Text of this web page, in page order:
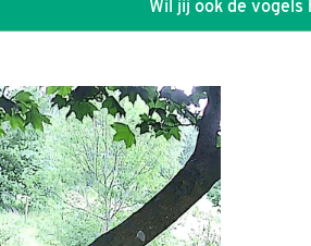
Wil jij ook de vogels